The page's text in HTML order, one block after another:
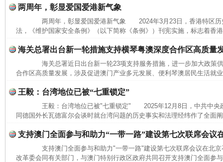
两周年，彰显爱国爱港新气象
两周年，彰显爱国爱港新气象 2024年3月23日，香港特区历
法，《维护国家安全条例》（以下简称《条例》）刊宪实施，标志着香
海关总署出台新一轮措施支持横琴粤澳深度合作区高质量
海关总署近日出台新一轮23项支持服务措施，进一步加大政策
合作区高质量发展，涉及促进澳门产业多元发展、便利琴澳居民生活就
王毅：台湾地位已被“七重锁定”
王毅：台湾地位已被"七重锁定" 2025年12月8日，中共中央
同德国外长瓦德富尔会谈时就台湾问题的历史事实和法理经纬作了全
支持澳门全面参与和助力“一带一路”建设第七次联席会议
支持澳门全面参与和助力"一带一路"建设第七次联席会议在北
改革委会同有关部门，与澳门特别行政区政府共同召开支持澳门全面参